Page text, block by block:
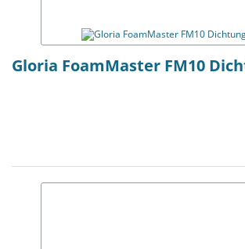
Gloria FoamMaster FM10